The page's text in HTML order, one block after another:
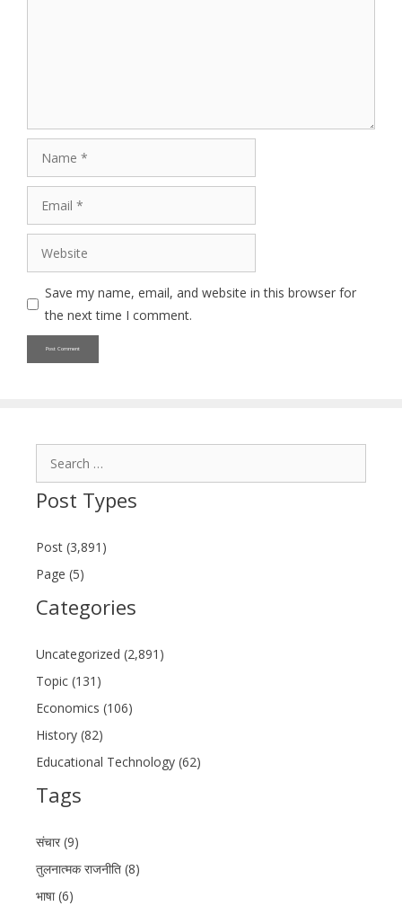
Website
Save my name, email, and website in this browser for
the next time I comment.
Post Types
Post (3,891)
Page (5)
Categories
Uncategorized (2,891)
Topic (131)
Economics (106)
History (82)
Educational Technology (62)
Tags
संचार (9)
तुलनात्मक राजनीति (8)
भाषा (6)